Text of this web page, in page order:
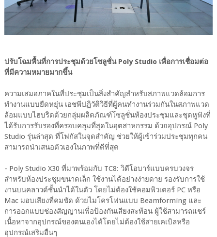
ปรับโฉมพื้นที่การประชุมด้วยโซลูชั่น Poly Studio เพื่อการเชื่อมต่อ
ที่มีความหมายมากขึ้น
ความเสมอภาคในที่ประชุมเป็นสิ่งสำคัญสำหรับสภาพแวดล้อมการ
ทำงานแบบยืดหยุ่น เอชพีปฏิวัติวิธีที่ผู้คนทำงานร่วมกันในสภาพแวด
ล้อมแบบไฮบริดด้วยกลุ่มผลิตภัณฑ์โซลูชั่นห้องประชุมและชุดหูฟังที่
ได้รับการรับรองที่ครอบคลุมที่สุดในอุตสาหกรรม ด้วยอุปกรณ์ Poly
Studio รุ่นล่าสุด ที่โฟกัสในจุดสำคัญ ช่วยให้ผู้เข้าร่วมประชุมทุกคน
สามารถนำเสนอตัวเองในภาพที่ดีที่สุด
- Poly Studio X30 ที่มาพร้อมกับ TC8: วิดีโอบาร์แบบครบวงจร
สำหรับห้องประชุมขนาดเล็ก ใช้งานได้อย่างง่ายดาย รองรับการใช้
งานบนคลาวด์ชั้นนำได้ในตัว โดยไม่ต้องใช้คอมพิวเตอร์ PC หรือ
Mac มอบเสียงที่คมชัด ด้วยไมโครโฟนแบบ Beamforming และ
การออกแบบช่องสัญญานเพื่อป้องกันเสียงสะท้อน ผู้ใช้สามารถแชร์
เนื้อหาจากอุปกรณ์ของตนเองได้โดยไม่ต้องใช้สายเคเบิลหรือ
อุปกรณ์เสริมอื่นๆ